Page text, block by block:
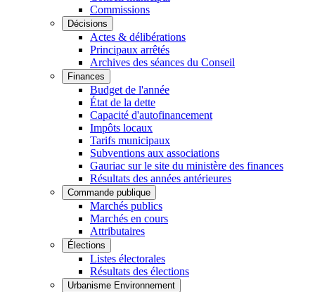
Commissions
Décisions
Actes & délibérations
Principaux arrêtés
Archives des séances du Conseil
Finances
Budget de l'année
État de la dette
Capacité d'autofinancement
Impôts locaux
Tarifs municipaux
Subventions aux associations
Gauriac sur le site du ministère des finances
Résultats des années antérieures
Commande publique
Marchés publics
Marchés en cours
Attributaires
Élections
Listes électorales
Résultats des élections
Urbanisme Environnement